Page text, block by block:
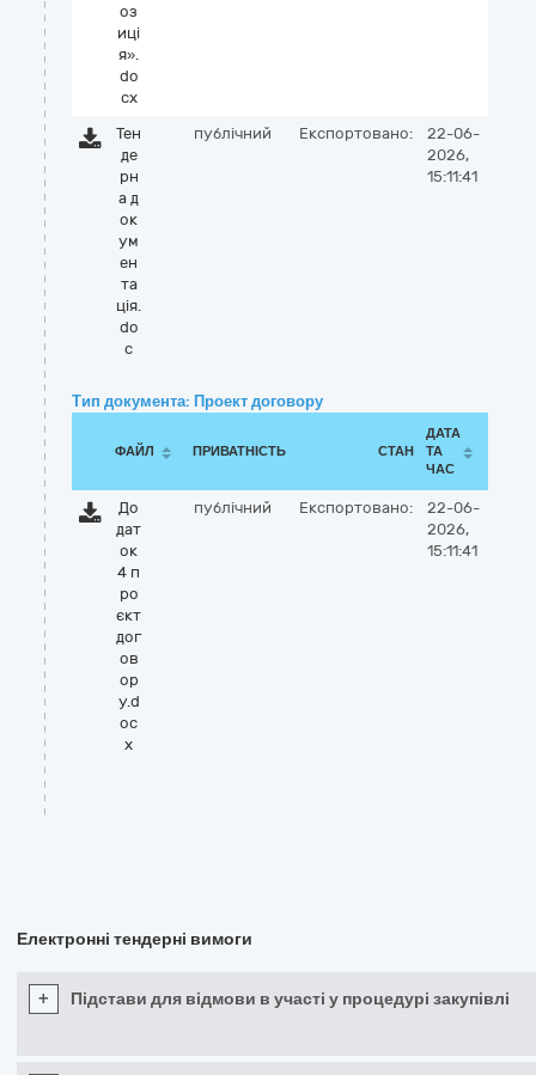
оз
иці
я».
do
cx
Тен
де
рн
а д
ок
ум
ен
та
ція.
do
c
публічний Експортовано:
22-06-
2026,
15:11:41
Тип документа: Проект договору
ФАЙЛ ПРИВАТНІСТЬ СТАН
ДАТА
ТА
ЧАС
До
дат
ок
4 п
ро
єкт
дог
ов
ор
у.d
oc
x
публічний Експортовано:
22-06-
2026,
15:11:41
Електронні тендерні вимоги
+ Підстави для відмови в участі у процедурі закупівлі